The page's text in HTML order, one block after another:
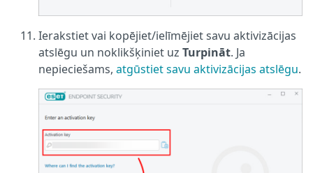
Ierakstiet vai kopējiet/ielīmējiet savu aktivizācijas
atslēgu un noklikšķiniet uz Turpināt. Ja
nepieciešams, atgūstiet savu aktivizācijas atslēgu.